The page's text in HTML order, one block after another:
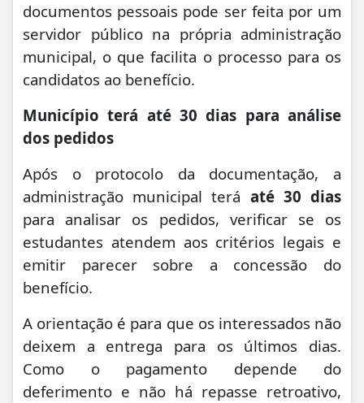
documentos pessoais pode ser feita por um
servidor público na própria administração
municipal, o que facilita o processo para os
candidatos ao benefício.
Município terá até 30 dias para análise
dos pedidos
Após o protocolo da documentação, a
administração municipal terá até 30 dias
para analisar os pedidos, verificar se os
estudantes atendem aos critérios legais e
emitir parecer sobre a concessão do
benefício.
A orientação é para que os interessados não
deixem a entrega para os últimos dias.
Como o pagamento depende do
deferimento e não há repasse retroativo,